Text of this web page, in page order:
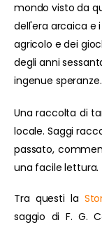
mondo visto da
dell'era arcaica e
agricolo e dei
degli anni
ingenue
Una raccolta di
locale. Saggi
passato,
una facile lettura.
Tra questi la
saggio di F. G.